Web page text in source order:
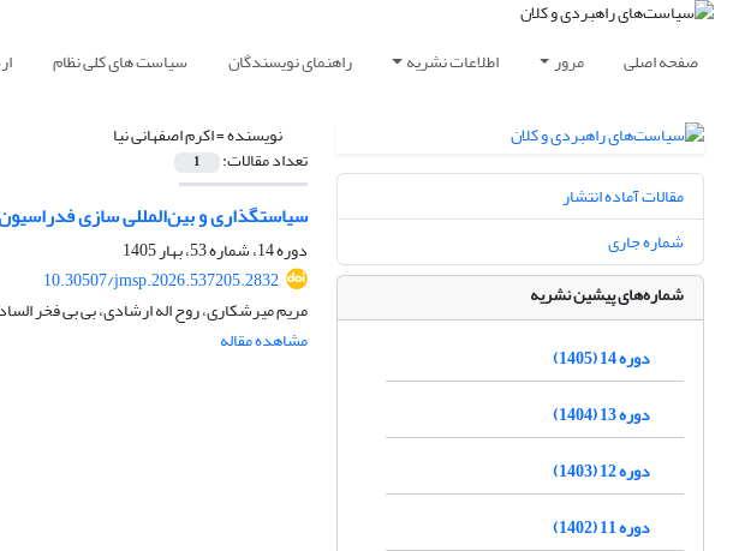
صفحه اصلی مرور اطلاعات نشریه راهنمای نویسندگان سیاست های کلی نظام
نویسنده =اکرم اصفهانی نیا
تعداد مقالات: 1
سیاستگذاری و بین‌المللی سازی
دوره 14، شماره 53، بهار 1405
10.30507/jmsp.2026.537205.2832
مریم میرشکاری، روح اله ارشادی، بی بی فخر
مشاهده مقاله
مقالات آماده انتشار
شماره جاری
شماره‌های پیشین نشریه
دوره 14 (1405)
دوره 13 (1404)
دوره 12 (1403)
دوره 11 (1402)